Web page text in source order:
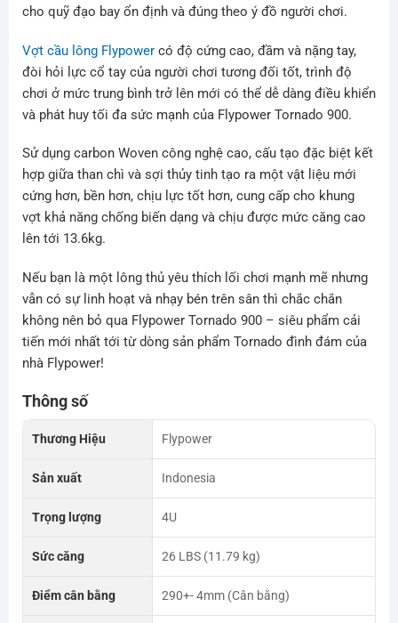
cho quỹ đạo bay ổn định và đúng theo ý đồ người chơi.
Vợt cầu lông Flypowercó độ cứng cao, đầm và nặng tay,
đòi hỏi lực cổ tay của người chơi tương đối tốt, trình độ
chơi ở mức trung bình trở lên mới có thể dễ dàng điều khiển
và phát huy tối đa sức mạnh của Flypower Tornado 900.
Sử dụng carbon Woven công nghệ cao, cấu tạo đặc biệt kết
hợp giữa than chì và sợi thủy tinh tạo ra một vật liệu mới
cứng hơn, bền hơn, chịu lực tốt hơn, cung cấp cho khung
vợt khả năng chống biến dạng và chịu được mức căng cao
lên tới 13.6kg.
Nếu bạn là một lông thủ yêu thích lối chơi mạnh mẽ nhưng
vẫn có sự linh hoạt và nhạy bén trên sân thì chắc chắn
không nên bỏ qua Flypower Tornado 900 – siêu phẩm cải
tiến mới nhất tới từ dòng sản phẩm Tornado đình đám của
nhà Flypower!
Thông số
Thương Hiệu Flypower
Sản xuất Indonesia
Trọng lượng 4U
Sức căng 26 LBS (11.79 kg)
Điểm cân bằng 290+- 4mm (Cân bằng)